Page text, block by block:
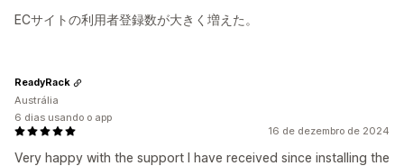
ECサイトの利用者登録数が大きく増えた。
16 de dezembro de 2024
Very happy with the support I have received since installing the
ReadyRack
Austrália
6 dias usando o app